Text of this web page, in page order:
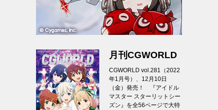
月刊CGWORLD
CGWORLD vol.281（2022
年1月号）、12月10日
（金）発売！ 『アイドル
マスター スターリットシー
ズン』を全56ページで大特